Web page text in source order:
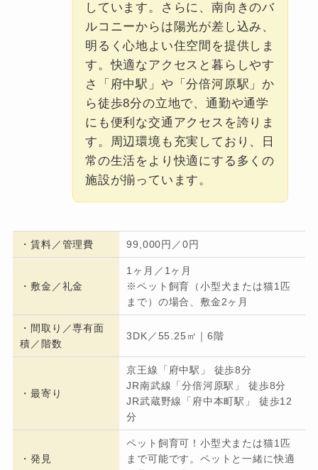
しています。さらに、南向きのバ
ルコニーからは陽光が差し込み、
明るく心地よい住空間を提供しま
す。快適なアクセスと暮らしやす
さ「府中駅」や「分倍河原駅」か
ら徒歩8分の立地で、通勤や通学
にも便利な交通アクセスを誇りま
す。周辺環境も充実しており、日
常の生活をより快適にする多くの
施設が揃っています。
・賃料／管理費 99,000円／0円
・ 敷金／礼金
1ヶ月／1ヶ月
※ペット飼育（小型犬または猫1匹
まで）の場合、敷金2ヶ月
・間取り／専有面
積／階数
3DK／55.25㎡｜6階
・最寄り
京王線「府中駅」 徒歩8分
JR南武線「分倍河原駅」 徒歩8分
JR武蔵野線「府中本町駅」 徒歩12
分
・発見
ペット飼育可！小型犬または猫1匹
まで可能です。ペットと一緒に快適